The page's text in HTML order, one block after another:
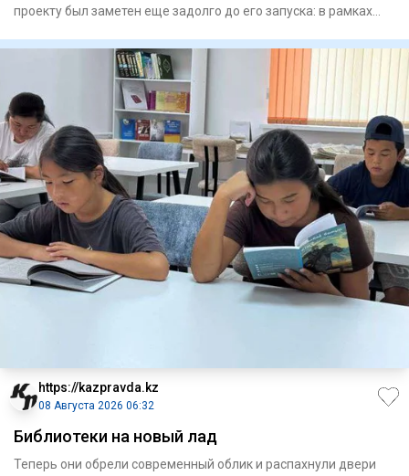
проекту был заметен еще задолго до его запуска: в рамках
https://kazpravda.kz
08 Августа 2026 06:32
Библиотеки на новый лад
Теперь они обрели современный облик и распахнули двери